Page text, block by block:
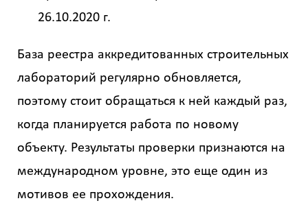
26.10.2020 г.
База реестра аккредитованных строительных
лабораторий регулярно обновляется,
поэтому стоит обращаться к ней каждый раз,
когда планируется работа по новому
объекту. Результаты проверки признаются на
международном уровне, это еще один из
мотивов ее прохождения.